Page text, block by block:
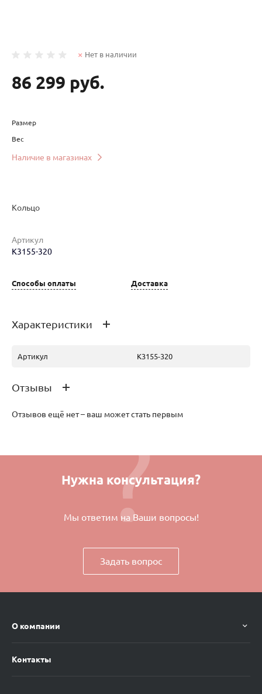
Нет в наличии
86 299 руб.
Размер
Вес
Наличие в магазинах
Наименование товара
Кольцо
Артикул
К3155-320
Способы оплаты Доставка
Характеристики
Артикул К3155-320
Отзывы
Отзывов ещё нет – ваш может стать первым
Нужна консультация?
Мы ответим на Ваши вопросы!
Задать вопрос
О компании
Контакты